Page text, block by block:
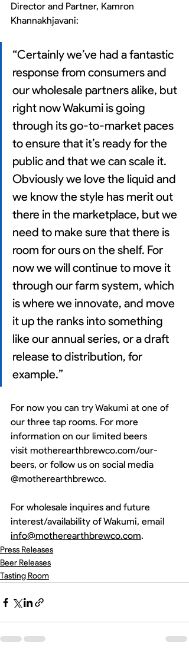
Director and Partner, Kamron
Khannakhjavani:
“Certainly we’ve had a fantastic
response from consumers and
our wholesale partners alike, but
right now Wakumi is going
through its go-to-market paces
to ensure that it’s ready for the
public and that we can scale it.
Obviously we love the liquid and
we know the style has merit out
there in the marketplace, but we
need to make sure that there is
room for ours on the shelf. For
now we will continue to move it
through our farm system, which
is where we innovate, and move
it up the ranks into something
like our annual series, or a draft
release to distribution, for
example.”
For now you can try Wakumi at one of
our three tap rooms. For more
information on our limited beers
visit motherearthbrewco.com/our-
beers, or follow us on social media
@motherearthbrewco.
For wholesale inquires and future
interest/availability of Wakumi, email
info@motherearthbrewco.com.
Press Releases
Beer Releases
Tasting Room